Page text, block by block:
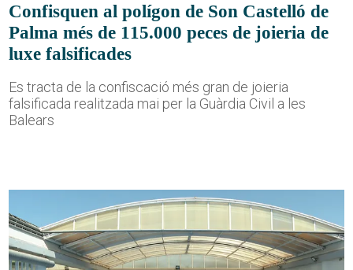
Confisquen al polígon de Son Castelló de
Palma més de 115.000 peces de joieria de
luxe falsificades
Es tracta de la confiscació més gran de joieria
falsificada realitzada mai per la Guàrdia Civil a les
Balears